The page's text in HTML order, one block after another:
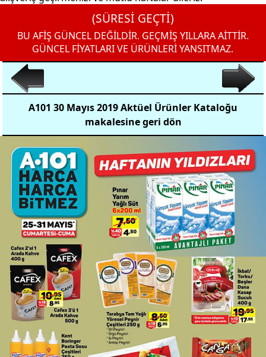
(SÜRESİ GEÇTİ)
BU AFİŞ GÜNCEL DEĞİLDİR. GEÇMİŞ YILLARA AİTTİR.
GÜNCEL FİYATLARI VE ÜRÜNLERİ YANSITMAZ.
A101 30 Mayıs 2019 Aktüel Ürünler Kataloğu
makalesine geri dön